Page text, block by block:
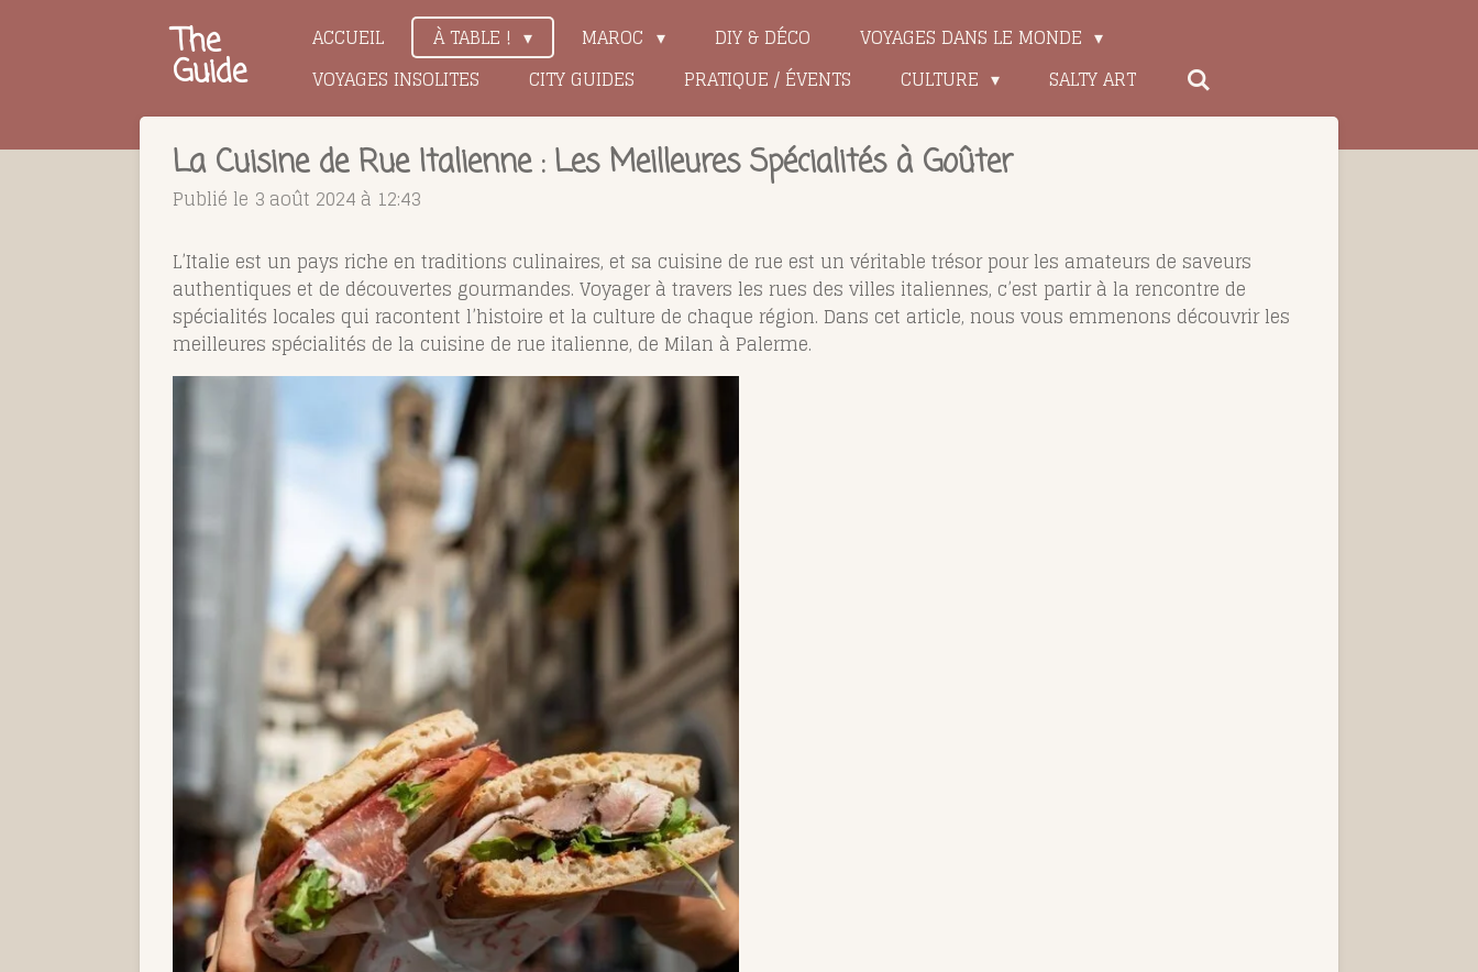
The
Guide
ACCUEIL À TABLE ! MAROC DIY & DÉCO
VOYAGES DANS LE MONDE
VOYAGES INSOLITES
CITY GUIDES PRATIQUE / ÉVENTS CULTURE SALTY ART
La Cuisine de Rue Italienne : Les Meilleures Spécialités à Goûter
Publié le 3 août 2024 à 12:43
L’Italie est un pays riche en traditions culinaires, et sa cuisine de rue est un véritable trésor pour les amateurs de saveurs
authentiques et de découvertes gourmandes. Voyager à travers les rues des villes italiennes, c’est partir à la rencontre de
spécialités locales qui racontent l’histoire et la culture de chaque région. Dans cet article, nous vous emmenons découvrir les
meilleures spécialités de la cuisine de rue italienne, de Milan à Palerme.